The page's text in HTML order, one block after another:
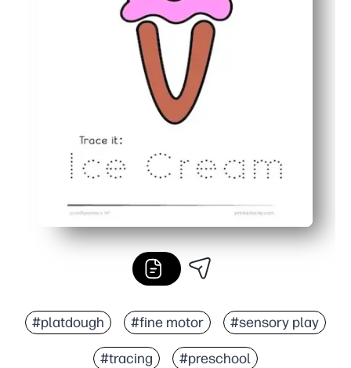
#platdough #fine motor #sensory play
#tracing #preschool